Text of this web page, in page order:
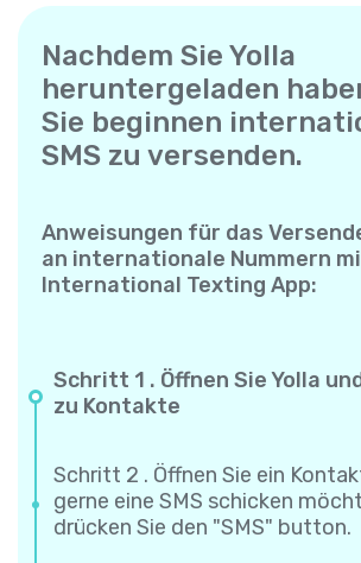
Nachdem Sie Yolla
heruntergeladen
Sie beginnen
SMS zu versenden.
Anweisungen für das
an internationale Nummern
International Texting App:
Schritt 1 . Öffnen Sie Yolla
zu Kontakte
Schritt 2 . Öffnen Sie ein
gerne eine SMS schicken
drücken Sie den "SMS" button.